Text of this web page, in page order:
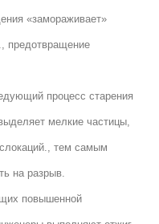
«замораживает»
предотвращение
процесс старения
мелкие частицы,
тем самым
на разрыв.
повышенной